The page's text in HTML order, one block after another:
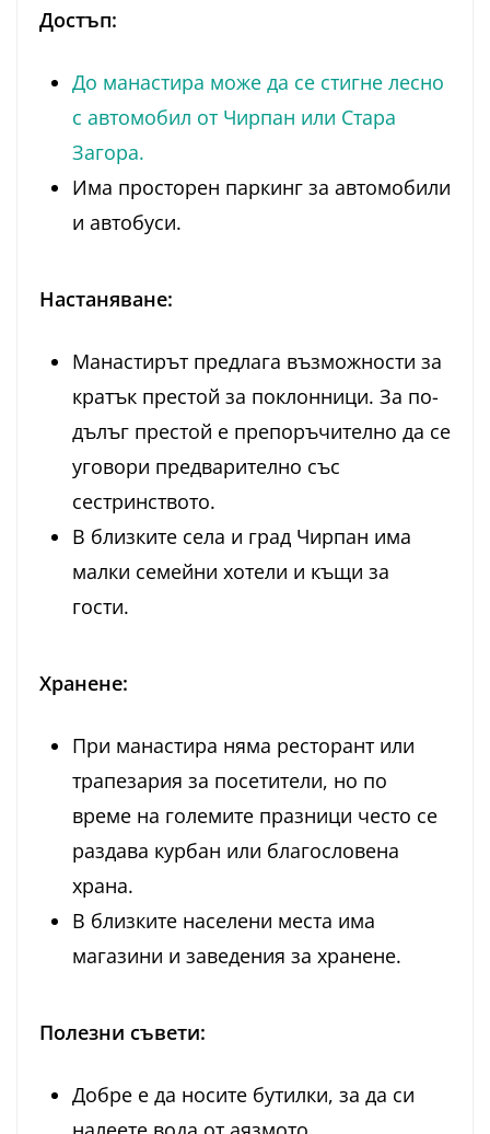
Достъп:
До манастира може да се стигне лесно
с автомобил от Чирпан или Стара
Загора.
Има просторен паркинг за автомобили
и автобуси.
Настаняване:
Манастирът предлага възможности за
кратък престой за поклонници. За по-
дълъг престой е препоръчително да се
уговори предварително със
сестринството.
В близките села и град Чирпан има
малки семейни хотели и къщи за
гости.
Хранене:
При манастира няма ресторант или
трапезария за посетители, но по
време на големите празници често се
раздава курбан или благословена
храна.
В близките населени места има
магазини и заведения за хранене.
Полезни съвети:
Добре е да носите бутилки, за да си